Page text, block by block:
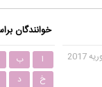
خوانندگان
ا ب
خ
د